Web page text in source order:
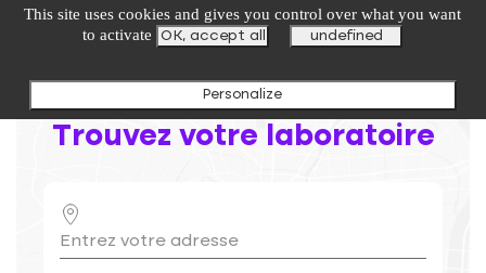
Trouvez votre laboratoire
undefined
This site uses cookies and gives you control over what you want
to activate
OK, accept all undefined
Personalize